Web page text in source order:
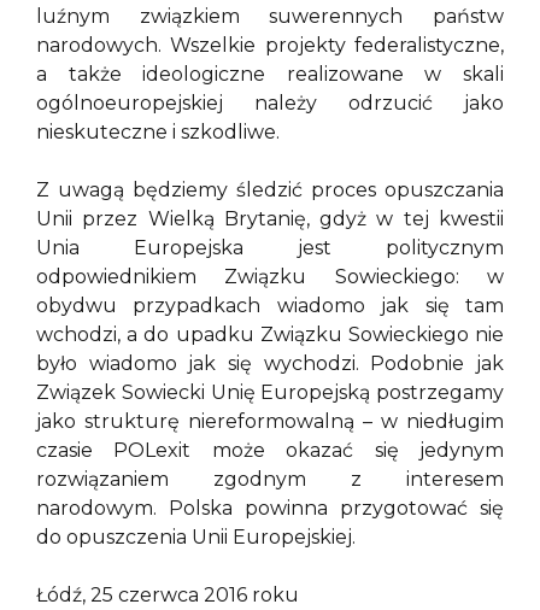
luźnym związkiem suwerennych państw
narodowych. Wszelkie projekty federalistyczne,
a także ideologiczne realizowane w skali
ogólnoeuropejskiej należy odrzucić jako
nieskuteczne i szkodliwe.
Z uwagą będziemy śledzić proces opuszczania
Unii przez Wielką Brytanię, gdyż w tej kwestii
Unia Europejska jest politycznym
odpowiednikiem Związku Sowieckiego: w
obydwu przypadkach wiadomo jak się tam
wchodzi, a do upadku Związku Sowieckiego nie
było wiadomo jak się wychodzi. Podobnie jak
Związek Sowiecki Unię Europejską postrzegamy
jako strukturę niereformowalną – w niedługim
czasie POLexit może okazać się jedynym
rozwiązaniem zgodnym z interesem
narodowym. Polska powinna przygotować się
do opuszczenia Unii Europejskiej.
Łódź, 25 czerwca 2016 roku